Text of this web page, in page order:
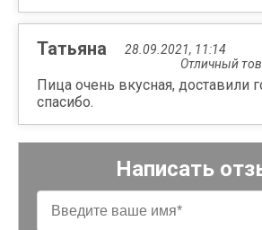
Татьяна
28.09.2021, 11:14
Отличный
Пица очень вкусная, доставили
спасибо.
Написать